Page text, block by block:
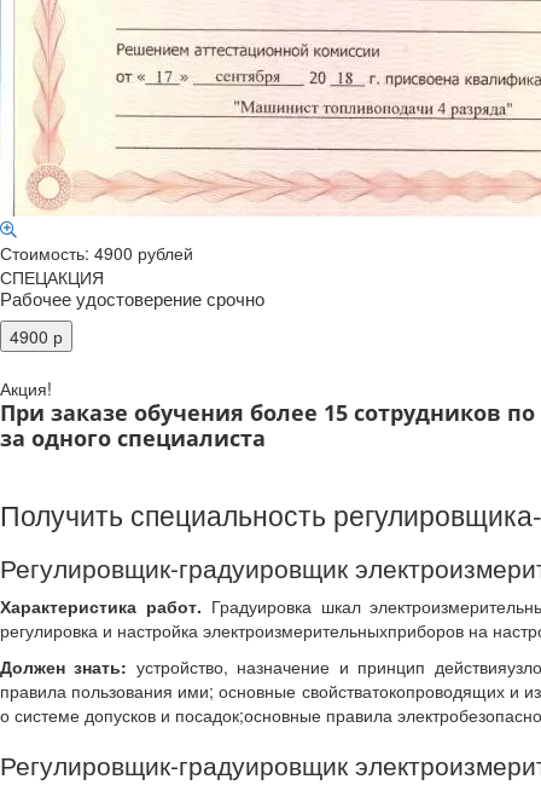
Стоимость: 4900 рублей
СПЕЦАКЦИЯ
Рабочее удостоверение срочно
Акция!
При заказе обучения более 15 сотрудников
за одного специалиста
Получить специальность
Регулировщик-градуировщик
Характеристика работ. Градуировка шкал
регулировка и настройка электроизмерительныхприборов на
Должен знать: устройство, назначение и принцип
правила пользования ими; основные свойстватокопроводящих и
о системе допусков и посадок;основные правила
Регулировщик-градуировщик